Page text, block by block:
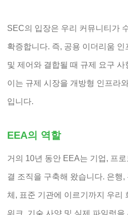
SEC의 입장은 우리 커뮤니티가
확증합니다. 즉, 공용 이더리움
및 제어와 결합될 때 규제 요구
이는 규제 시장을 개방형 인프라
입니다.
EEA의 역할
거의 10년 동안 EEA는 기업, 프
결 조직을 구축해 왔습니다. 은행
체, 표준 기관에 이르기까지 우리